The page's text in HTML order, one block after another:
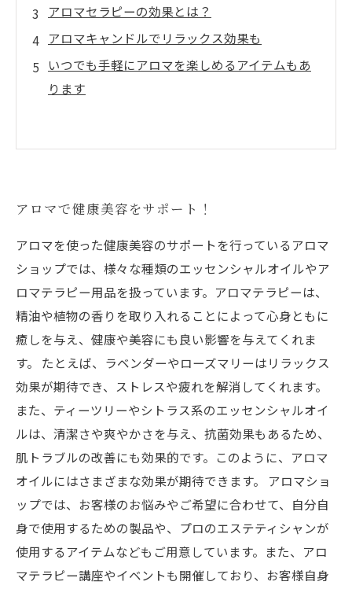
アロマセラピーの効果とは？
アロマキャンドルでリラックス効果も
いつでも手軽にアロマを楽しめるアイテムもあ
ります
アロマで健康美容をサポート！
アロマを使った健康美容のサポートを行っているアロマ
ショップでは、様々な種類のエッセンシャルオイルやア
ロマテラピー用品を扱っています。アロマテラピーは、
精油や植物の香りを取り入れることによって心身ともに
癒しを与え、健康や美容にも良い影響を与えてくれま
す。 たとえば、ラベンダーやローズマリーはリラックス
効果が期待でき、ストレスや疲れを解消してくれます。
また、ティーツリーやシトラス系のエッセンシャルオイ
ルは、清潔さや爽やかさを与え、抗菌効果もあるため、
肌トラブルの改善にも効果的です。このように、アロマ
オイルにはさまざまな効果が期待できます。 アロマショ
ップでは、お客様のお悩みやご希望に合わせて、自分自
身で使用するための製品や、プロのエステティシャンが
使用するアイテムなどもご用意しています。また、アロ
マテラピー講座やイベントも開催しており、お客様自身